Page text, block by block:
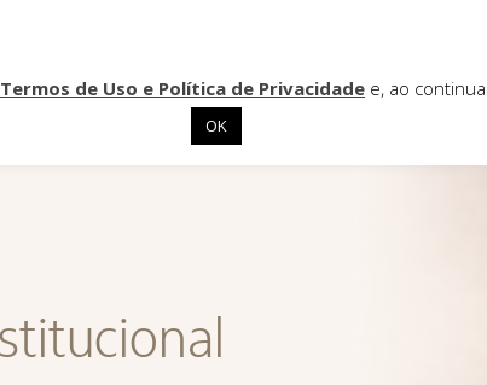
Termos de Uso e Política de Privacidade e, ao
OK